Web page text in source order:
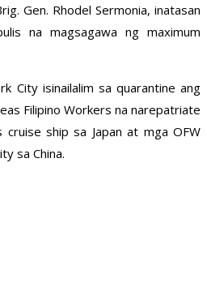
Gen. Rhodel Sermonia, inatasan
na magsagawa ng maximum
City isinailalim sa quarantine ang
Filipino Workers na narepatriate
cruise ship sa Japan at mga OFW
sa China.